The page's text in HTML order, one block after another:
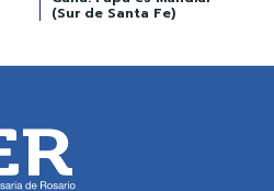
(Sur de Santa Fe)